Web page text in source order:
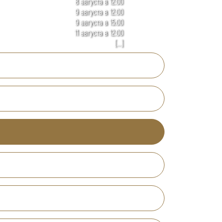
9 августа в 12:00
9 августа в 15:00
11 августа в 12:00
[...]